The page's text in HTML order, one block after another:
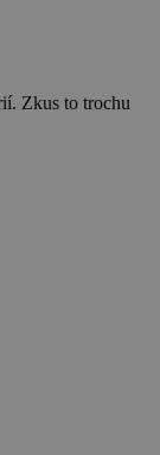
Zkus to trochu